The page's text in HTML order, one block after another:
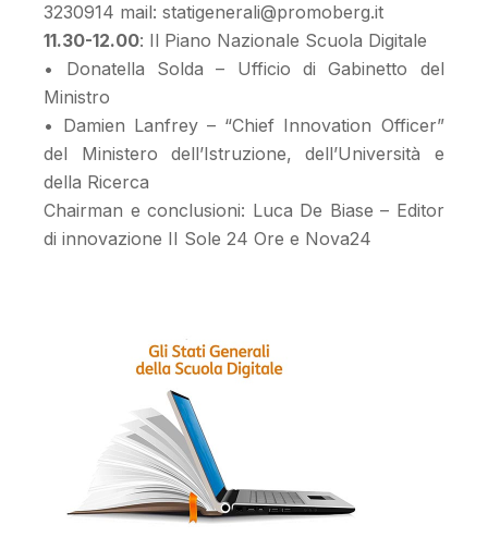
3230914 mail: statigenerali@promoberg.it
11.30-12.00: Il Piano Nazionale Scuola Digitale
• Donatella Solda – Ufficio di Gabinetto del
Ministro
• Damien Lanfrey – “Chief Innovation Officer”
del Ministero dell’Istruzione, dell’Università e
della Ricerca
Chairman e conclusioni: Luca De Biase – Editor
di innovazione II Sole 24 Ore e Nova24